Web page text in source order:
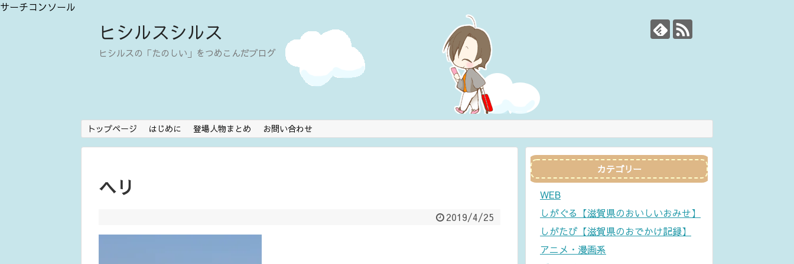
サーチコンソール
ヒシルスシルス
ヒシルスの「たのしい」をつめこんだブログ
トップページ はじめに 登場人物まとめ お問い合わせ
ヘリ
2019/4/25
カテゴリー
WEB
しがぐる【滋賀県のおいしいおみせ】
しがたび【滋賀県のおでかけ記録】
アニメ・漫画系